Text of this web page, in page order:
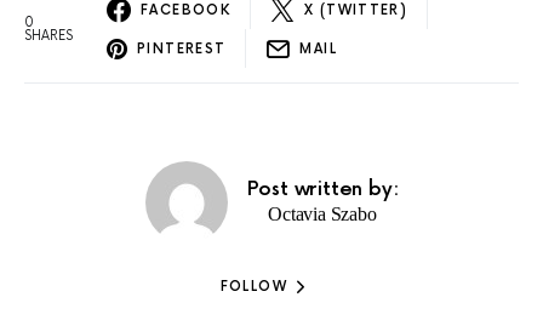
0
SHARES
FACEBOOK X (TWITTER)
PINTEREST MAIL
Post written by:
Octavia Szabo
FOLLOW